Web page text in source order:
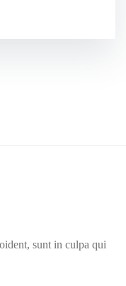
sunt in culpa qui